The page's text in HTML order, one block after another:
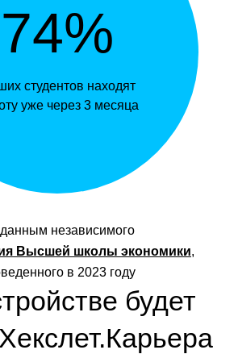
74%
студентов находят
уже через 3 месяца
независимого
Высшей школы экономики,
в 2023 году
будет